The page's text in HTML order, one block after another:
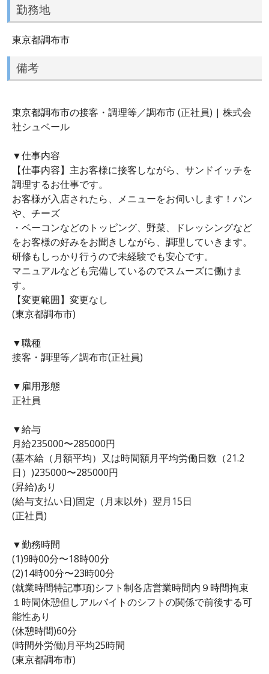
勤務地
東京都調布市
備考
東京都調布市の接客・調理等／調布市 (正社員) | 株式会
社シュベール
▼仕事内容
【仕事内容】主お客様に接客しながら、サンドイッチを
調理するお仕事です。
お客様が入店されたら、メニューをお伺いします！パン
や、チーズ
・ベーコンなどのトッピング、野菜、ドレッシングなど
をお客様の好みをお聞きしながら、調理していきます。
研修もしっかり行うので未経験でも安心です。
マニュアルなども完備しているのでスムーズに働けま
す。
【変更範囲】変更なし
(東京都調布市)
▼職種
接客・調理等／調布市(正社員)
▼雇用形態
正社員
▼給与
月給235000〜285000円
(基本給（月額平均）又は時間額月平均労働日数（21.2
日）)235000〜285000円
(昇給)あり
(給与支払い日)固定（月末以外）翌月15日
(正社員)
▼勤務時間
(1)9時00分〜18時00分
(2)14時00分〜23時00分
(就業時間特記事項)シフト制各店営業時間内９時間拘束
１時間休憩但しアルバイトのシフトの関係で前後する可
能性あり
(休憩時間)60分
(時間外労働)月平均25時間
(東京都調布市)